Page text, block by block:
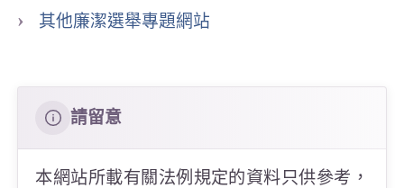
其他廉潔選舉專題網站
請留意
本網站所載有關法例規定的資料只供參考，